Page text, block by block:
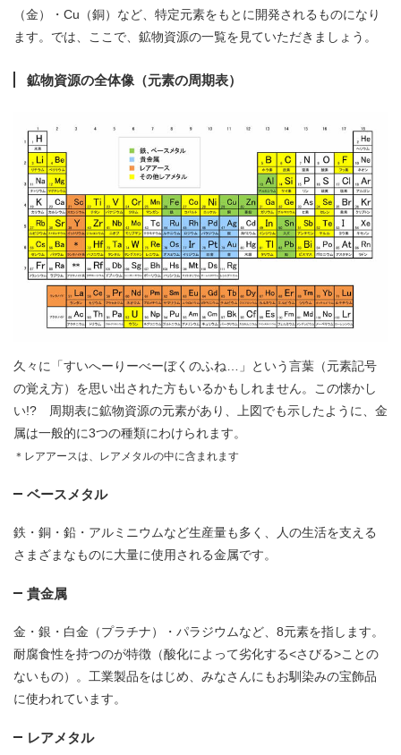
（金）・Cu（銅）など、特定元素をもとに開発されるものになり
ます。では、ここで、鉱物資源の一覧を見ていただきましょう。
鉱物資源の全体像（元素の周期表）
久々に「すいへーりーべーぼくのふね…」という言葉（元素記号
の覚え方）を思い出された方もいるかもしれません。この懐かし
い!? 周期表に鉱物資源の元素があり、上図でも示したように、金
属は一般的に3つの種類にわけられます。
＊レアアースは、レアメタルの中に含まれます
ベースメタル
鉄・銅・鉛・アルミニウムなど生産量も多く、人の生活を支える
さまざまなものに大量に使用される金属です。
貴金属
金・銀・白金（プラチナ）・パラジウムなど、8元素を指します。
耐腐食性を持つのが特徴（酸化によって劣化する<さびる>ことの
ないもの）。工業製品をはじめ、みなさんにもお馴染みの宝飾品
に使われています。
レアメタル